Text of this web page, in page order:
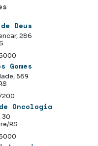
Deus
286
Gomes
569
Oncologia
30
RS